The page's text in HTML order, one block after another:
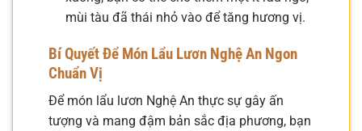
mùi tàu đã thái nhỏ vào để tăng hương vị.
Bí Quyết Để Món Lẩu Lươn Nghệ An Ngon
Chuẩn Vị
Để món lẩu lươn Nghệ An thực sự gây ấn
tượng và mang đậm bản sắc địa phương, bạn